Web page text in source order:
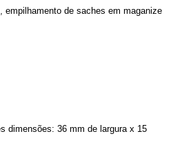
empilhamento de saches em maganize
dimensões: 36 mm de largura x 15